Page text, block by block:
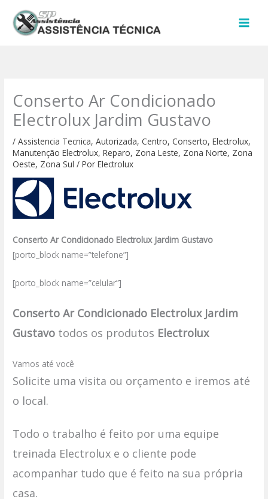
para
Conserto Ar Condicionado
Electrolux Jardim Gustavo
/Assistencia Tecnica,Autorizada,Centro,Conserto,Electrolux,
Manutenção Electrolux,Reparo, Zona Leste, Zona Norte, Zona
Oeste, Zona Sul / PorElectrolux
Conserto Ar Condicionado Electrolux Jardim Gustavo
[porto_block name=”telefone”]
[porto_block name=”celular”]
Conserto Ar Condicionado Electrolux Jardim
Gustavo todos os produtos Electrolux
Vamos até você
Solicite uma visita ou orçamento e iremos até
o local.
Todo o trabalho é feito por uma equipe
treinada Electrolux e o cliente pode
acompanhar tudo que é feito na sua própria
casa.